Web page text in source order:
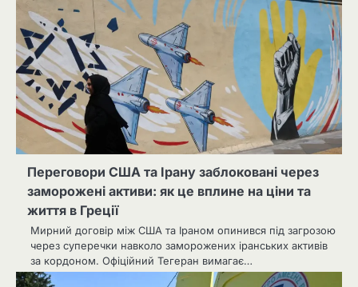
Переговори США та Ірану заблоковані через
заморожені активи: як це вплине на ціни та
життя в Греції
Мирний договір між США та Іраном опинився під загрозою
через суперечки навколо заморожених іранських активів
за кордоном. Офіційний Тегеран вимагає…